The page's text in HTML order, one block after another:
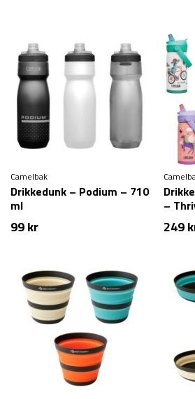
Camelbak
Drikkedunk – Podium – 710
ml
99kr
–
VSS –
249